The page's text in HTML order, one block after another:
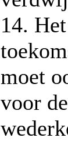
14.
moet
voor